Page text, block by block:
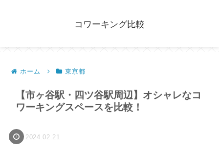
コワーキング比較
ホーム 東京都
【市ヶ谷駅・四ツ谷駅周辺】オシャレなコ
ワーキングスペースを比較！
2024.02.21